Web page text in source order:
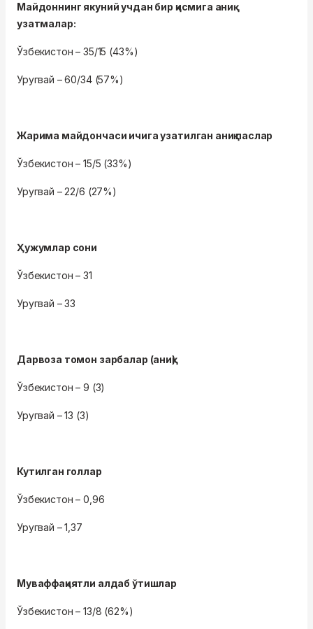
Майдоннинг якуний учдан бир қисмига аниқ
узатмалар:
Ўзбекистон – 35/15 (43%)
Уругвай – 60/34 (57%)
Жарима майдончаси ичига узатилган аниқ паслар
Ўзбекистон – 15/5 (33%)
Уругвай – 22/6 (27%)
Ҳужумлар сони
Ўзбекистон – 31
Уругвай – 33
Дарвоза томон зарбалар (аниқ)
Ўзбекистон – 9 (3)
Уругвай – 13 (3)
Кутилган голлар
Ўзбекистон – 0,96
Уругвай – 1,37
Муваффақиятли алдаб ўтишлар
Ўзбекистон – 13/8 (62%)